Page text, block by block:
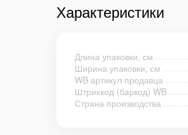
Характеристики
Длина упаковки, см
Ширина упаковки, см
WB артикул продавца
Штрихкод (баркод) WB
Страна производства